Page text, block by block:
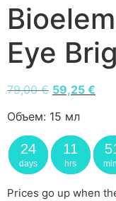
Eye
79,00€ 59,25 €
Объем: 15 мл
24
days
11
hrs
Prices go up when